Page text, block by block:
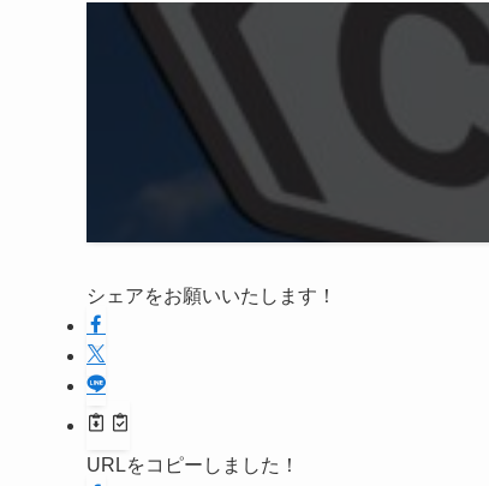
シェアをお願いいたします！
URLをコピーしました！